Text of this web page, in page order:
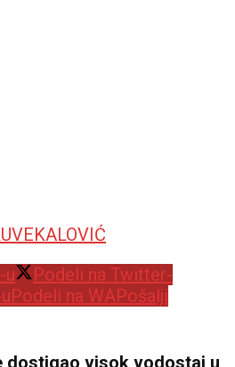
u
Podeli na Twitter-
Podeli na WAPošalji
dostigao visok vodostaj u